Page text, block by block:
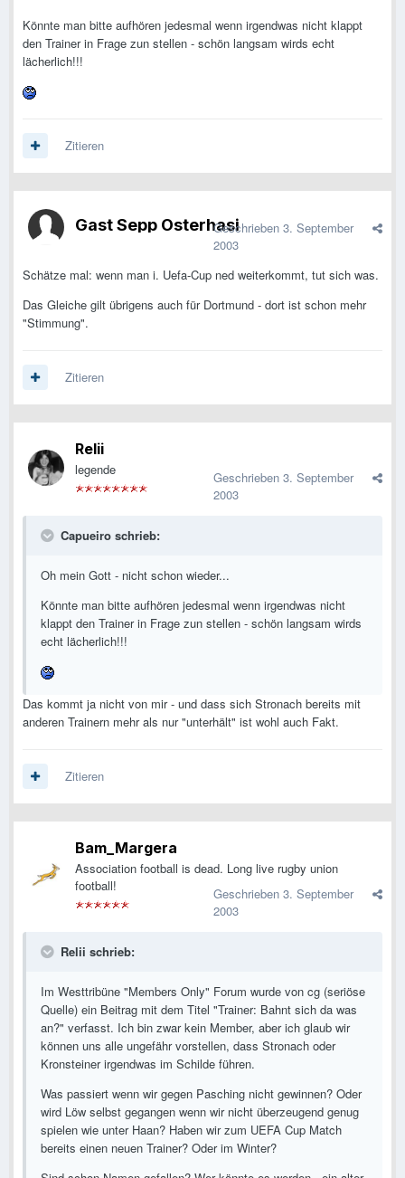
Könnte man bitte aufhören jedesmal wenn irgendwas nicht klappt
den Trainer in Frage zun stellen - schön langsam wirds echt
lächerlich!!!
Zitieren
Gast Sepp OsterhasiGeschrieben 3. September
2003
Schätze mal: wenn man i. Uefa-Cup ned weiterkommt, tut sich was.
Das Gleiche gilt übrigens auch für Dortmund - dort ist schon mehr
"Stimmung".
Zitieren
Relii
legende Geschrieben 3. September
2003
Capueiro schrieb:
Oh mein Gott - nicht schon wieder...
Könnte man bitte aufhören jedesmal wenn irgendwas nicht
klappt den Trainer in Frage zun stellen - schön langsam wirds
echt lächerlich!!!
Das kommt ja nicht von mir - und dass sich Stronach bereits mit
anderen Trainern mehr als nur "unterhält" ist wohl auch Fakt.
Zitieren
Bam_Margera
Association football is dead. Long live rugby union
football!
Geschrieben 3. September
2003
Relii schrieb:
Im Westtribüne "Members Only" Forum wurde von cg (seriöse
Quelle) ein Beitrag mit dem Titel "Trainer: Bahnt sich da was
an?" verfasst. Ich bin zwar kein Member, aber ich glaub wir
können uns alle ungefähr vorstellen, dass Stronach oder
Kronsteiner irgendwas im Schilde führen.
Was passiert wenn wir gegen Pasching nicht gewinnen? Oder
wird Löw selbst gegangen wenn wir nicht überzeugend genug
spielen wie unter Haan? Haben wir zum UEFA Cup Match
bereits einen neuen Trainer? Oder im Winter?